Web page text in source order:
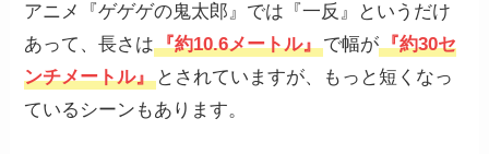
アニメ『ゲゲゲの鬼太郎』では『一反』というだけ
あって、長さは『約10.6メートル』で幅が『約30セ
ンチメートル』 とされていますが、もっと短くなっ
ているシーンもあります。